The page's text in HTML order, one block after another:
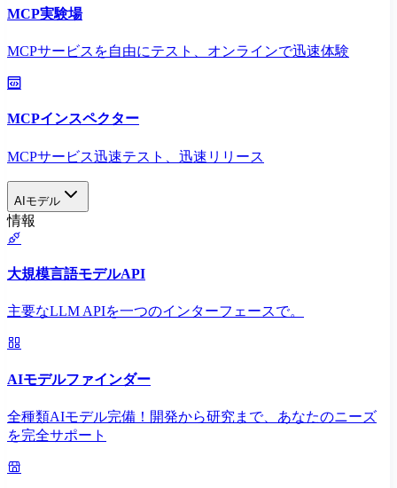
MCP実験場
MCPサービスを自由にテスト、オンラインで迅速体験
MCPインスペクター
MCPサービス迅速テスト、迅速リリース
AIモデル
情報
大規模言語モデルAPI
主要なLLM APIを一つのインターフェースで。
AIモデルファインダー
全種類AIモデル完備！開発から研究まで、あなたのニーズ
を完全サポート